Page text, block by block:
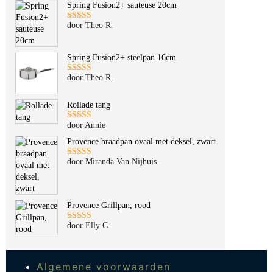
Spring Fusion2+ sauteuse 20cm
Gewaardeerd
door Theo R.
Spring Fusion2+ steelpan 16cm
Gewaardeerd
door Theo R.
Rollade tang
Gewaardeerd
5
door Annie
Provence braadpan ovaal met deksel, zwart
Gewaardeerd
door Miranda Van Nijhuis
Provence Grillpan, rood
Gewaardeerd
door Elly C.
Algemene voorwaarden